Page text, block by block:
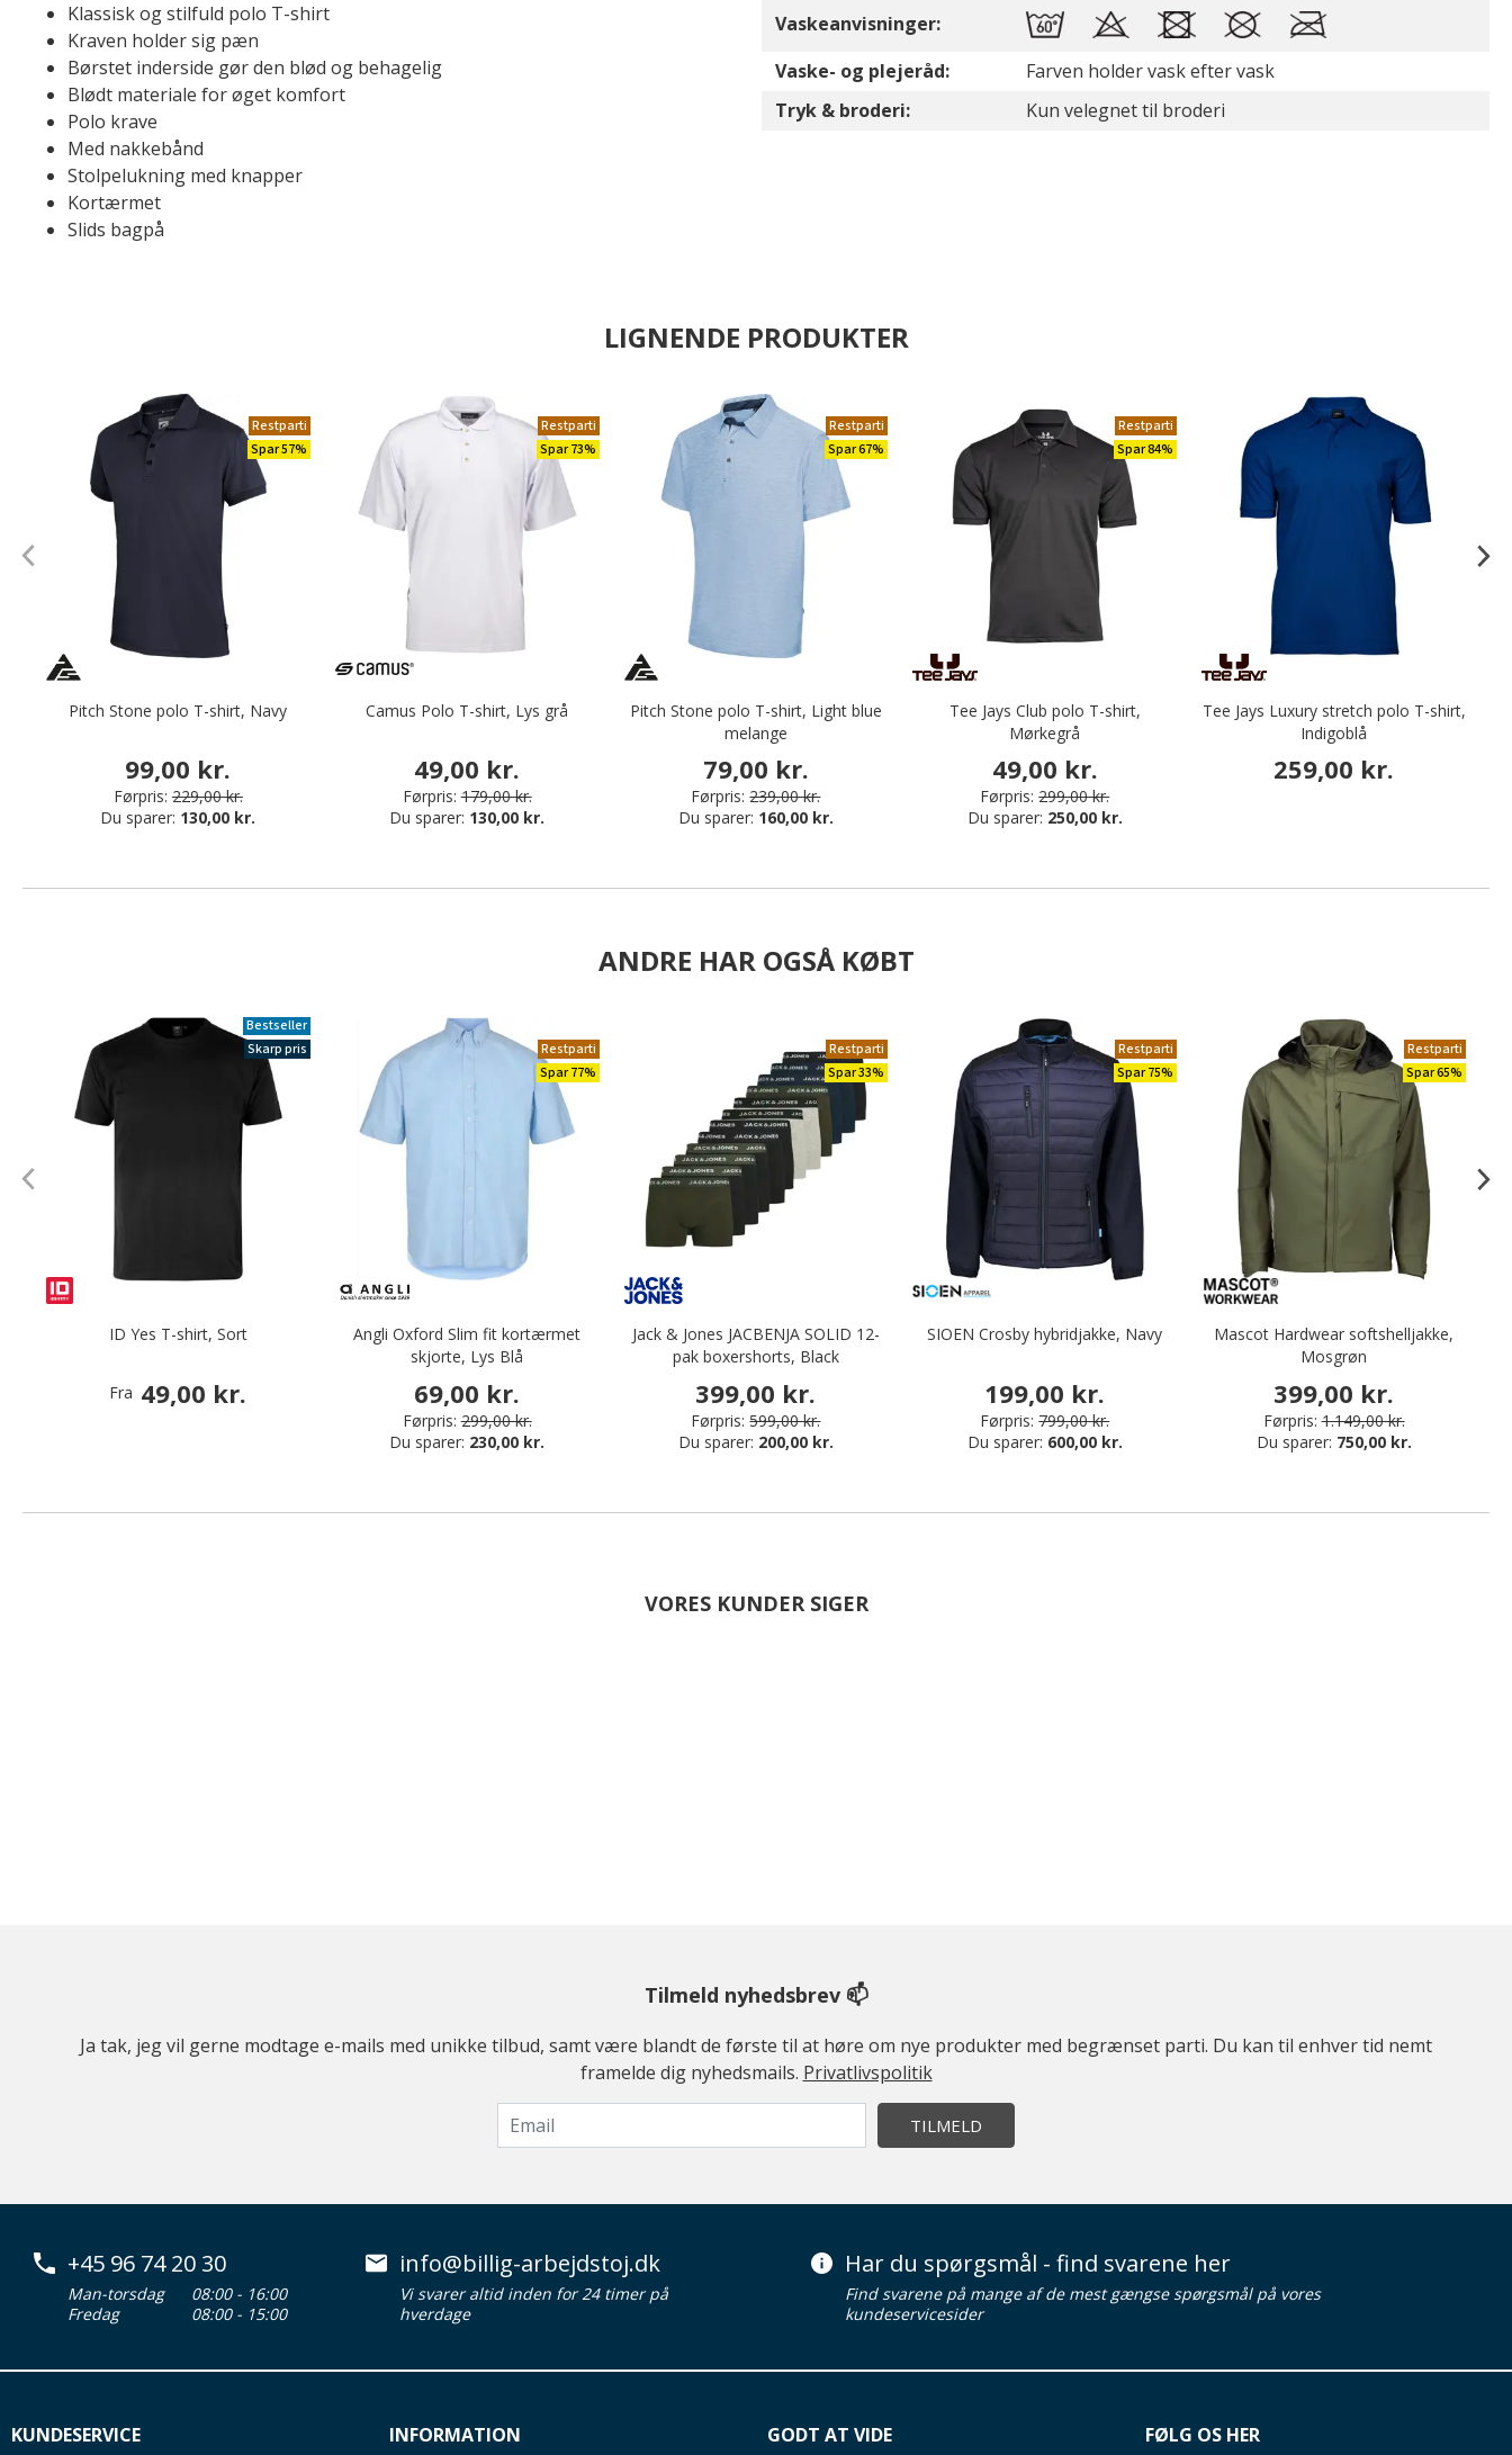
Klassisk og stilfuld polo T-shirt
Kraven holder sig pæn
Børstet inderside gør den blød og behagelig
Blødt materiale for øget komfort
Polo krave
Med nakkebånd
Stolpelukning med knapper
Kortærmet
Slids bagpå
Vaskeanvisninger:
Vaske- og plejeråd:
Farven holder vask efter vask
Tryk & broderi:
Kun velegnet til broderi
LIGNENDE PRODUKTER
Restparti
Spar 57%
Pitch Stone polo T-shirt, Navy
99,00 kr.
Førpris: 229,00 kr.
Du sparer: 130,00 kr.
Restparti
Spar 73%
Camus Polo T-shirt, Lys grå
49,00 kr.
Førpris: 179,00 kr.
Du sparer: 130,00 kr.
Restparti
Spar 67%
Pitch Stone polo T-shirt, Light blue
melange
79,00 kr.
Førpris: 239,00 kr.
Du sparer: 160,00 kr.
Restparti
Spar 84%
Tee Jays Club polo T-shirt,
Mørkegrå
49,00 kr.
Førpris: 299,00 kr.
Du sparer: 250,00 kr.
Tee Jays Luxury stretch polo T-shirt,
Indigoblå
259,00 kr.
ANDRE HAR OGSÅ KØBT
Bestseller
Skarp pris
ID Yes T-shirt, Sort
Fra 49,00 kr.
Restparti
Spar 77%
Angli Oxford Slim fit kortærmet
skjorte, Lys Blå
69,00 kr.
Førpris: 299,00 kr.
Du sparer: 230,00 kr.
Restparti
Spar 33%
Jack & Jones JACBENJA SOLID 12-
pak boxershorts, Black
399,00 kr.
Førpris: 599,00 kr.
Du sparer: 200,00 kr.
Restparti
Spar 75%
SIOEN Crosby hybridjakke, Navy
199,00 kr.
Førpris: 799,00 kr.
Du sparer: 600,00 kr.
Restparti
Spar 65%
Mascot Hardwear softshelljakke,
Mosgrøn
399,00 kr.
Førpris: 1.149,00 kr.
Du sparer: 750,00 kr.
VORES KUNDER SIGER
Tilmeld nyhedsbrev 📫
Ja tak, jeg vil gerne modtage e-mails med unikke tilbud, samt være blandt de første til at høre om nye produkter med begrænset parti. Du kan til enhver tid nemt
framelde dig nyhedsmails. Privatlivspolitik
TILMELD
+45 96 74 20 30
Man-torsdag
08:00 - 16:00
Fredag
08:00 - 15:00
info@billig-arbejdstoj.dk
Vi svarer altid inden for 24 timer på
hverdage
Har du spørgsmål - find svarene her
Find svarene på mange af de mest gængse spørgsmål på vores
kundeservicesider
KUNDESERVICE INFORMATION GODT AT VIDE FØLG OS HER